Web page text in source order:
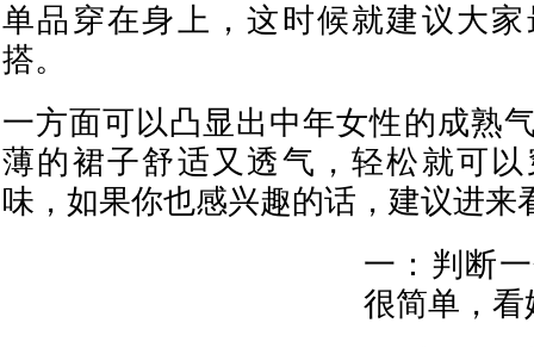
单品穿在身上，这时候就建议大
搭。
一方面可以凸显出中年女性的成熟
薄的裙子舒适又透气，轻松就可
味，如果你也感兴趣的话，建议进来
一：判断
很简单，